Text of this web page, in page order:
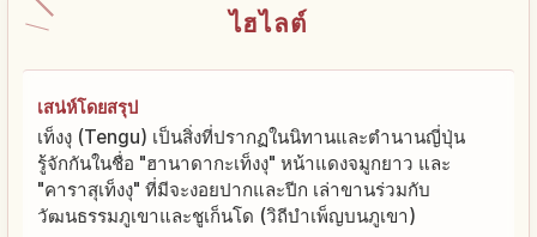
ไฮไลต์
เสน่ห์โดยสรุป
เท็งงุ (Tengu) เป็นสิ่งที่ปรากฏในนิทานและตำนานญี่ปุ่น
รู้จักกันในชื่อ "ฮานาดากะเท็งงุ" หน้าแดงจมูกยาว และ
"คาราสุเท็งงุ" ที่มีจะงอยปากและปีก เล่าขานร่วมกับ
วัฒนธรรมภูเขาและชูเก็นโด (วิถีบำเพ็ญบนภูเขา)